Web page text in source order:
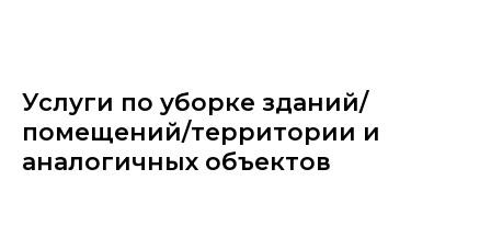
Услуги по уборке зданий/
помещений/территории и
аналогичных объектов